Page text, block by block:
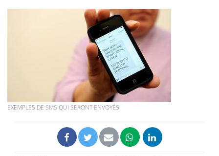
EXEMPLES DE SMS QUI SERONT ENVOYÉS